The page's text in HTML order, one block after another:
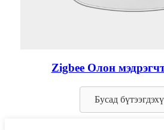
Zigbee Олон
Бусад